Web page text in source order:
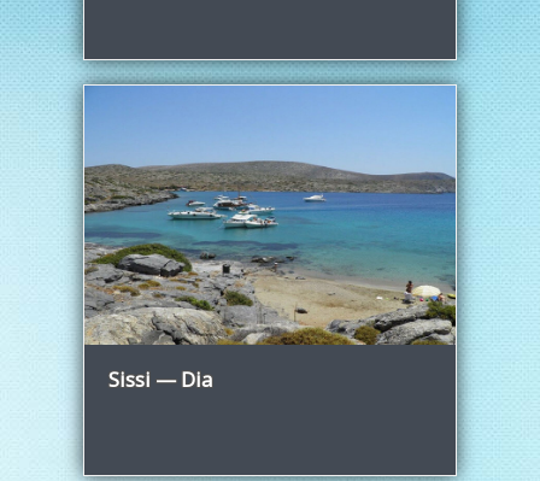
Узнать больше
Sissi — Dia